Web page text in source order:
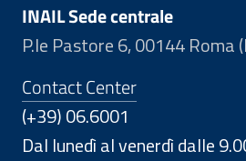
INAIL Sede centrale
P.le Pastore 6, 00144 Roma
Contact Center
(+39) 06.6001
Dal lunedì al venerdì dalle